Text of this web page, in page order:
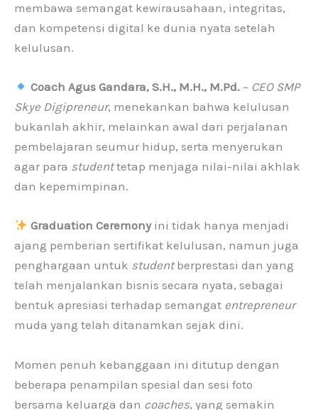
membawa semangat kewirausahaan, integritas,
dan kompetensi digital ke dunia nyata setelah
kelulusan.
Coach Agus Gandara, S.H., M.H., M.Pd. – CEO SMP
Skye Digipreneur, menekankan bahwa kelulusan
bukanlah akhir, melainkan awal dari perjalanan
pembelajaran seumur hidup, serta menyerukan
agar para studenttetap menjaga nilai-nilai akhlak
dan kepemimpinan.
Graduation Ceremonyini tidak hanya menjadi
ajang pemberian sertifikat kelulusan, namun juga
penghargaan untuk studentberprestasi dan yang
telah menjalankan bisnis secara nyata, sebagai
bentuk apresiasi terhadap semangat entrepreneur
muda yang telah ditanamkan sejak dini.
Momen penuh kebanggaan ini ditutup dengan
beberapa penampilan spesial dan sesi foto
bersama keluarga dan coaches, yang semakin